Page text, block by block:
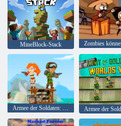
MineBlock-Stack
Armee der Soldaten: Widerstand